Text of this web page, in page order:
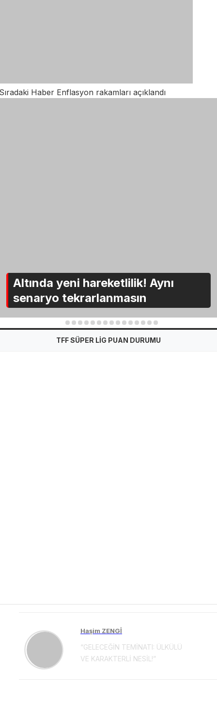
Haber Enflasyon rakamları açıklandı
Altında yeni hareketlilik! Aynı
senaryo tekrarlanmasın
1 2 3 4 5 6 7 8 9 10 11 12 13 14 15
TFF SÜPER LİG PUAN DURUMU
Haşim ZENGİ
“GELECEĞİN TEMİNATI: ÜLKÜLÜ
VE KARAKTERLİ NESİL!”